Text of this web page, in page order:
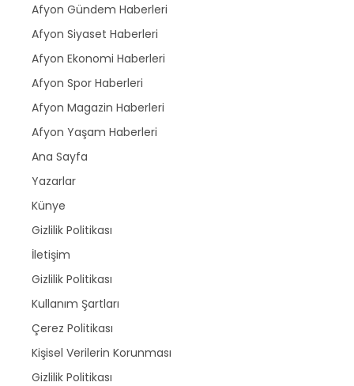
Afyon Gündem Haberleri
Afyon Siyaset Haberleri
Afyon Ekonomi Haberleri
Afyon Spor Haberleri
Afyon Magazin Haberleri
Afyon Yaşam Haberleri
Ana Sayfa
Yazarlar
Künye
Gizlilik Politikası
İletişim
Gizlilik Politikası
Kullanım Şartları
Çerez Politikası
Kişisel Verilerin Korunması
Gizlilik Politikası